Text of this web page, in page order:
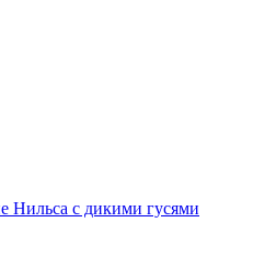
Нильса с дикими гусями